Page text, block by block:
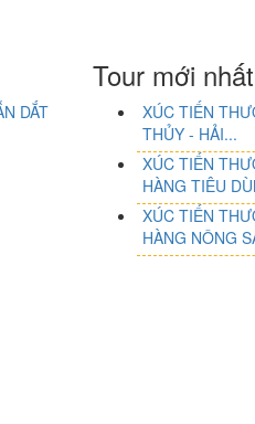
DẮT
Tour mới nhất
XÚC TIẾN
THỦY - HẢI...
XÚC TIẾN
HÀNG TIÊU
XÚC TIẾN
HÀNG NÔNG